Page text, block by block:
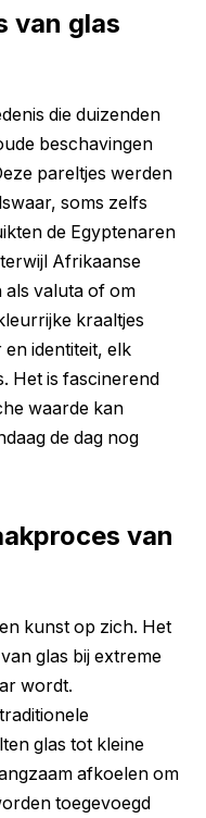
van glas
die duizenden
beschavingen
pareltjes werden
soms zelfs
de Egyptenaren
Afrikaanse
als valuta of om
kraaltjes
identiteit, elk
Het is fascinerend
waarde kan
de dag nog
van
kunst op zich. Het
glas bij extreme
wordt.
glas tot kleine
afkoelen om
toegevoegd